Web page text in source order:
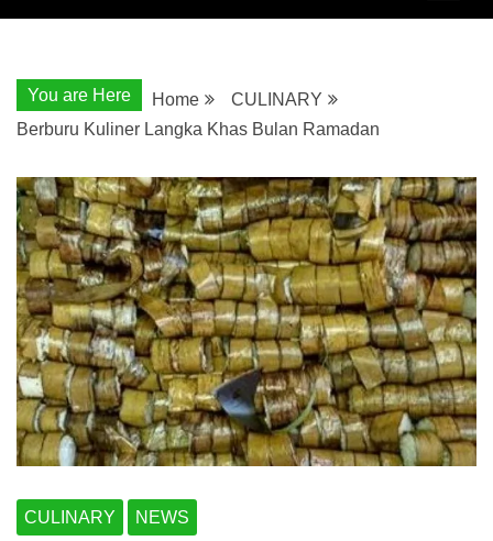
You are Here Home
CULINARY
Berburu Kuliner Langka Khas Bulan Ramadan
CULINARY NEWS